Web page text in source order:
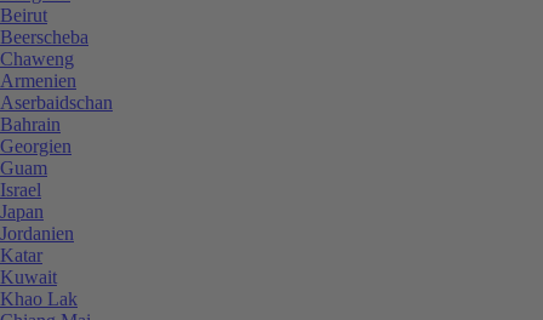
Beirut
Beerscheba
Chaweng
Armenien
Aserbaidschan
Bahrain
Georgien
Guam
Israel
Japan
Jordanien
Katar
Kuwait
Khao Lak